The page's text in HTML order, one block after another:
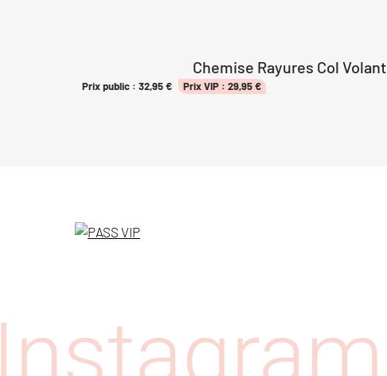
Chemise Rayures Col Volant
Prix public : 32,95€ Prix VIP : 29,95€
Instagram